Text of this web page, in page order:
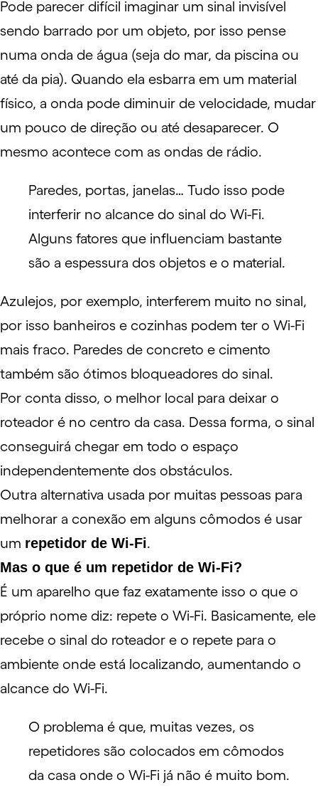
Pode parecer difícil imaginar um sinal invisível
sendo barrado por um objeto, por isso pense
numa onda de água (seja do mar, da piscina ou
até da pia). Quando ela esbarra em um material
físico, a onda pode diminuir de velocidade, mudar
um pouco de direção ou até desaparecer. O
mesmo acontece com as ondas de rádio.
Paredes, portas, janelas… Tudo isso pode
interferir no alcance do sinal do Wi-Fi.
Alguns fatores que influenciam bastante
são a espessura dos objetos e o material.
Azulejos, por exemplo, interferem muito no sinal,
por isso banheiros e cozinhas podem ter o Wi-Fi
mais fraco. Paredes de concreto e cimento
também são ótimos bloqueadores do sinal.
Por conta disso, o melhor local para deixar o
roteador é no centro da casa. Dessa forma, o sinal
conseguirá chegar em todo o espaço
independentemente dos obstáculos.
Outra alternativa usada por muitas pessoas para
melhorar a conexão em alguns cômodos é usar
um repetidor de Wi-Fi.
Mas o que é um repetidor de Wi-Fi?
É um aparelho que faz exatamente isso o que o
próprio nome diz: repete o Wi-Fi. Basicamente, ele
recebe o sinal do roteador e o repete para o
ambiente onde está localizando, aumentando o
alcance do Wi-Fi.
O problema é que, muitas vezes, os
repetidores são colocados em cômodos
da casa onde o Wi-Fi já não é muito bom.